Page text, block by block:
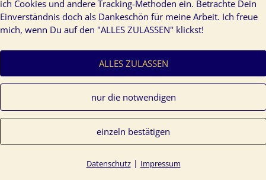
mit-leichtigkeit-zu-neuen-wohnfarben
ich Cookies und andere Tracking-Methoden ein. Betrachte Dein
Einverständnis doch als Dankeschön für meine Arbeit. Ich freue
mich, wenn Du auf den "ALLES ZULASSEN" klickst!
ALLES ZULASSEN
nur die notwendigen
einzeln bestätigen
Datenschutz| Impressum